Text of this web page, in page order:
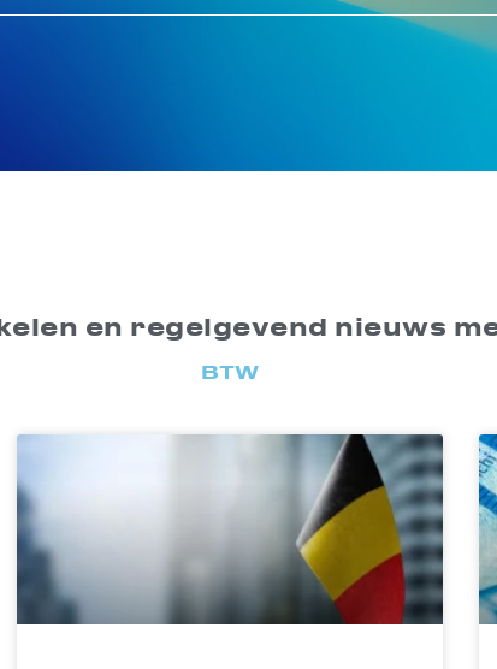
en regelgevend nieuws
BTW